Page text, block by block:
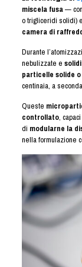
miscela fusa—
o trigliceridi solidi)
camera di
Durante
nebulizzate e
particelle solide
centinaia, a
Queste
controllato,
di modularne la
nella formulazione